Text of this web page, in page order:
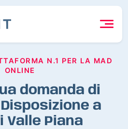
N.1 PER LA MAD
ONLINE
domanda di
a
Valle Piana